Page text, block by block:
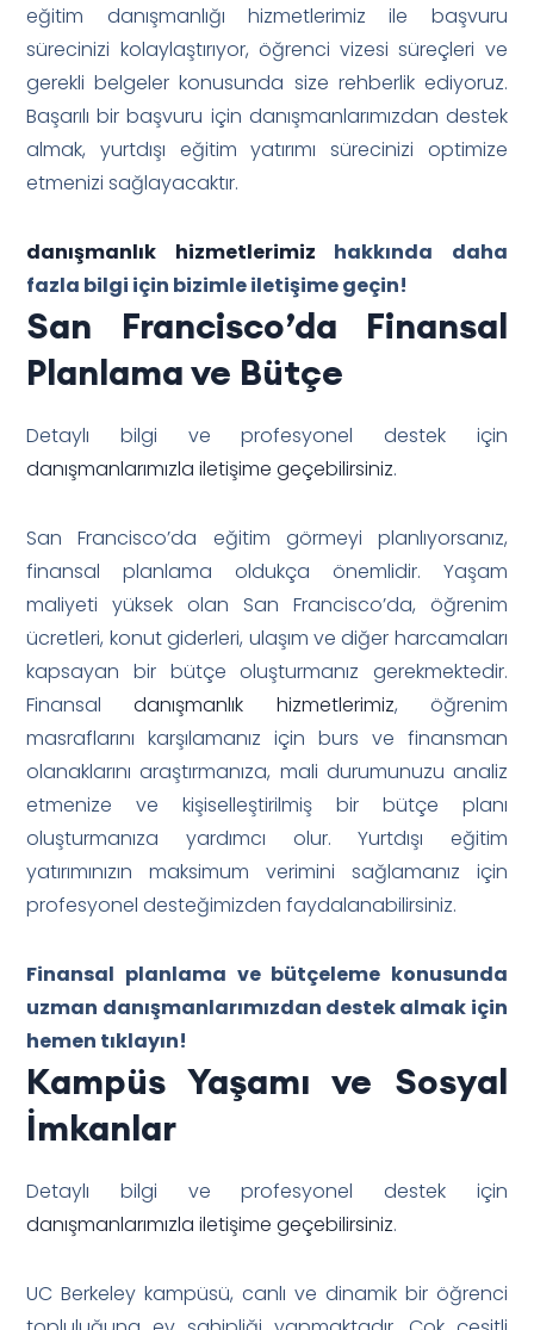
eğitim danışmanlığı hizmetlerimiz ile başvuru
sürecinizi kolaylaştırıyor, öğrenci vizesi süreçleri ve
gerekli belgeler konusunda size rehberlik ediyoruz.
Başarılı bir başvuru için danışmanlarımızdan destek
almak, yurtdışı eğitim yatırımı sürecinizi optimize
etmenizi sağlayacaktır.
danışmanlık hizmetlerimiz hakkında daha
fazla bilgi için bizimle iletişime geçin!
San Francisco’da Finansal
Planlama ve Bütçe
Detaylı bilgi ve profesyonel destek için
danışmanlarımızla iletişime geçebilirsiniz.
San Francisco’da eğitim görmeyi planlıyorsanız,
finansal planlama oldukça önemlidir. Yaşam
maliyeti yüksek olan San Francisco’da, öğrenim
ücretleri, konut giderleri, ulaşım ve diğer harcamaları
kapsayan bir bütçe oluşturmanız gerekmektedir.
Finansaldanışmanlık hizmetlerimiz, öğrenim
masraflarını karşılamanız için burs ve finansman
olanaklarını araştırmanıza, mali durumunuzu analiz
etmenize ve kişiselleştirilmiş bir bütçe planı
oluşturmanıza yardımcı olur. Yurtdışı eğitim
yatırımınızın maksimum verimini sağlamanız için
profesyonel desteğimizden faydalanabilirsiniz.
Finansal planlama ve bütçeleme konusunda
uzman danışmanlarımızdan destek almak için
hemen tıklayın!
Kampüs Yaşamı ve Sosyal
İmkanlar
Detaylı bilgi ve profesyonel destek için
danışmanlarımızla iletişime geçebilirsiniz.
UC Berkeley kampüsü, canlı ve dinamik bir öğrenci